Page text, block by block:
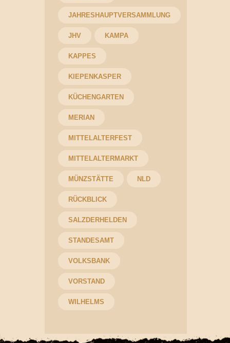
JAHRESHAUPTVERSAMMLUNG
JHV KAMPA
KAPPES
KIEPENKASPER
KÜCHENGARTEN
MERIAN
MITTELALTERFEST
MITTELALTERMARKT
MÜNZSTÄTTE NLD
RÜCKBLICK
SALZDERHELDEN
STANDESAMT
VOLKSBANK
VORSTAND
WILHELMS